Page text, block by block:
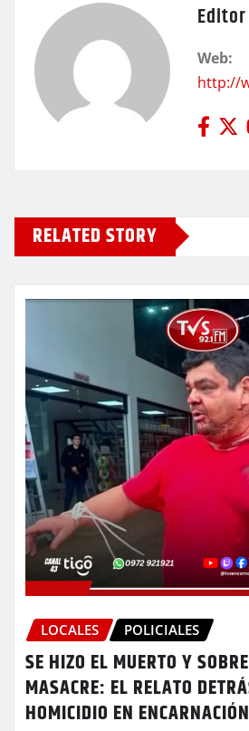
Web:
http://
RELATED STORY
LOCALES POLICIALES
SE HIZO EL MUERTO Y
MASACRE: EL RELATO
HOMICIDIO EN ENCARNACIÓN